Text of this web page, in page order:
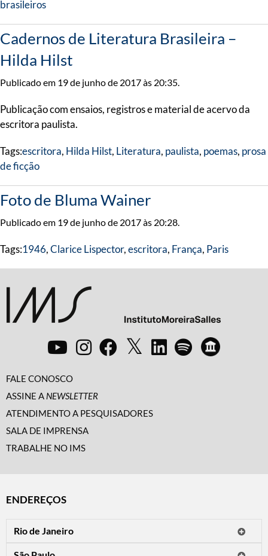
brasileiros
Cadernos de Literatura Brasileira –
Hilda Hilst
Publicado em 19 de junho de 2017 às 20:35.
Publicação com ensaios, registros e material de acervo da
escritora paulista.
Tags:escritora, Hilda Hilst, Literatura, paulista, poemas, prosa
de ficção
Foto de Bluma Wainer
Publicado em 19 de junho de 2017 às 20:28.
Tags:1946,Clarice Lispector,escritora, França, Paris
FALE CONOSCO
ASSINE A NEWSLETTER
ATENDIMENTO A PESQUISADORES
SALA DE IMPRENSA
TRABALHE NO IMS
ENDEREÇOS
Rio de Janeiro